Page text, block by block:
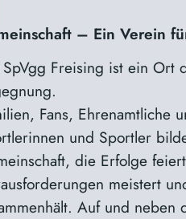
– Ein Verein
Freising ist ein Ort
Fans, Ehrenamtliche
und Sportler
die Erfolge
meistert
Auf und neben